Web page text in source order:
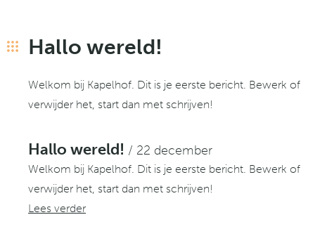
Hallo wereld!
Welkom bij Kapelhof . Dit is je eerste bericht. Bewerk of
verwijder het, start dan met schrijven!
Hallo wereld! / 22 december
Welkom bij Kapelhof. Dit is je eerste bericht. Bewerk of
verwijder het, start dan met schrijven!
Lees verder